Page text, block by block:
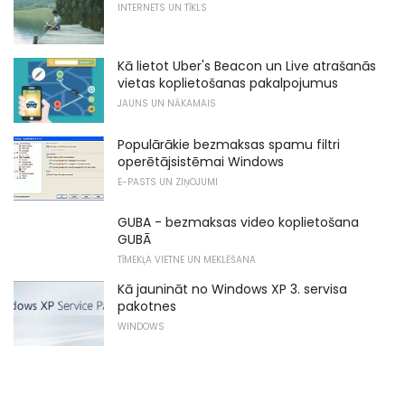
INTERNETS UN TĪKLS
Kā lietot Uber's Beacon un Live atrašanās
vietas koplietošanas pakalpojumus
JAUNS UN NĀKAMAIS
Populārākie bezmaksas spamu filtri
operētājsistēmai Windows
E-PASTS UN ZIŅOJUMI
GUBA - bezmaksas video koplietošana
GUBĀ
TĪMEKĻA VIETNE UN MEKLĒŠANA
Kā jaunināt no Windows XP 3. servisa
pakotnes
WINDOWS